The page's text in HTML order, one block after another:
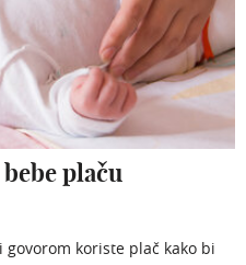
plaču
koriste plač kako bi